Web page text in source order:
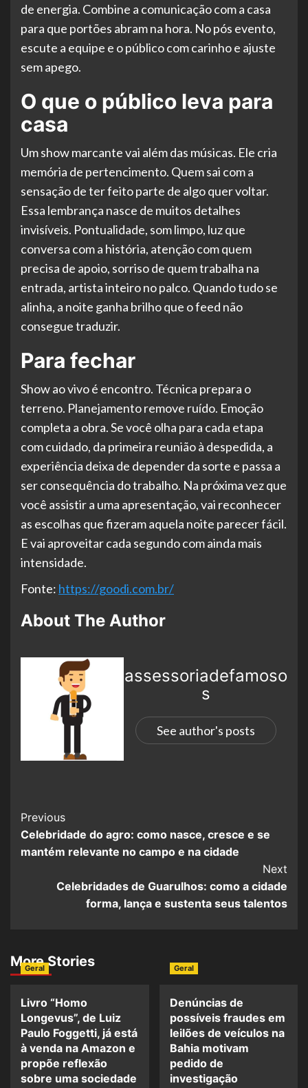
de energia. Combine a comunicação com a casa
para que portões abram na hora. No pós evento,
escute a equipe e o público com carinho e ajuste
sem apego.
O que o público leva para
casa
Um show marcante vai além das músicas. Ele cria
memória de pertencimento. Quem sai com a
sensação de ter feito parte de algo quer voltar.
Essa lembrança nasce de muitos detalhes
invisíveis. Pontualidade, som limpo, luz que
conversa com a história, atenção com quem
precisa de apoio, sorriso de quem trabalha na
entrada, artista inteiro no palco. Quando tudo se
alinha, a noite ganha brilho que o feed não
consegue traduzir.
Para fechar
Show ao vivo é encontro. Técnica prepara o
terreno. Planejamento remove ruído. Emoção
completa a obra. Se você olha para cada etapa
com cuidado, da primeira reunião à despedida, a
experiência deixa de depender da sorte e passa a
ser consequência do trabalho. Na próxima vez que
você assistir a uma apresentação, vai reconhecer
as escolhas que fizeram aquela noite parecer fácil.
E vai aproveitar cada segundo com ainda mais
intensidade.
Fonte: https://goodi.com.br/
About The Author
assessoriadefamoso
s
See author's posts
Previous
Celebridade do agro: como nasce, cresce e se
mantém relevante no campo e na cidade
Next
Celebridades de Guarulhos: como a cidade
forma, lança e sustenta seus talentos
More Stories
Geral
Livro “Homo
Longevus”, de Luiz
Paulo Foggetti, já está
à venda na Amazon e
propõe reflexão
sobre uma sociedade
Geral
Denúncias de
possíveis fraudes em
leilões de veículos na
Bahia motivam
pedido de
investigação